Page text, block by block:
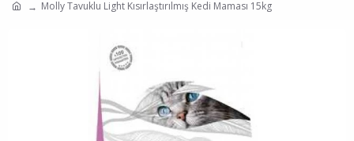
Molly Tavuklu Light Kısırlaştırılmış Kedi Maması 15kg